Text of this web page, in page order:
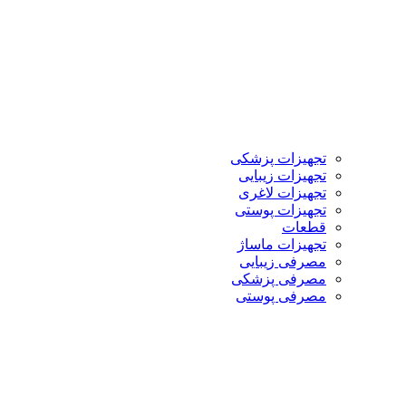
تجهیزات پزشکی
تجهیزات زیبایی
تجهیزات لاغری
تجهیزات پوستی
قطعات
تجهیزات ماساژ
مصرفی زیبایی
مصرفی پزشکی
مصرفی پوستی